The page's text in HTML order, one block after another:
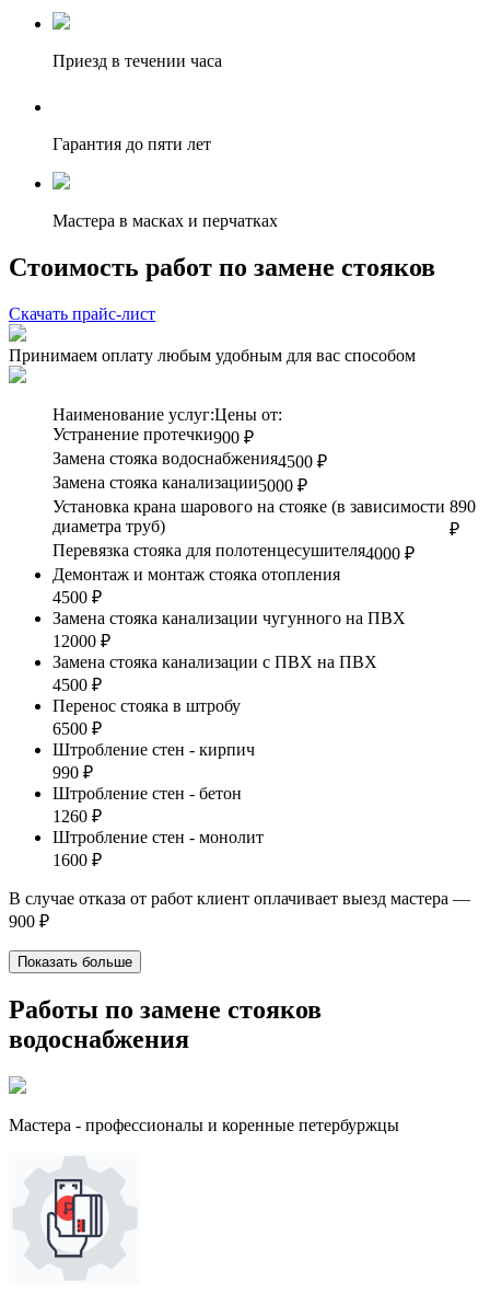
Приезд в течении часа
Гарантия до пяти лет
Мастера в масках и перчатках
Стоимость работ по замене стояков
Скачать прайс-лист
Принимаем оплату любым удобным для вас способом
Наименование услуг:Цены от:
Устранение протечки900 ₽
Замена стояка водоснабжения4500 ₽
Замена стояка канализации5000 ₽
Установка крана шарового на стояке (в зависимости
диаметра труб)
890
₽
Перевязка стояка для полотенцесушителя4000 ₽
Демонтаж и монтаж стояка отопления
4500 ₽
Замена стояка канализации чугунного на ПВХ
12000 ₽
Замена стояка канализации с ПВХ на ПВХ
4500 ₽
Перенос стояка в штробу
6500 ₽
Штробление стен - кирпич
990 ₽
Штробление стен - бетон
1260 ₽
Штробление стен - монолит
1600 ₽
В случае отказа от работ клиент оплачивает выезд мастера —
900 ₽
Показать больше
Работы по замене стояков
водоснабжения
Мастера - профессионалы и коренные петербуржцы